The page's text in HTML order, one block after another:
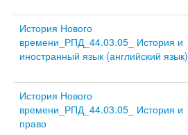
История Нового
времени_РПД_44.03.05_ История и
иностранный язык (английский язык)
История Нового
времени_РПД_44.03.05_ История и
право